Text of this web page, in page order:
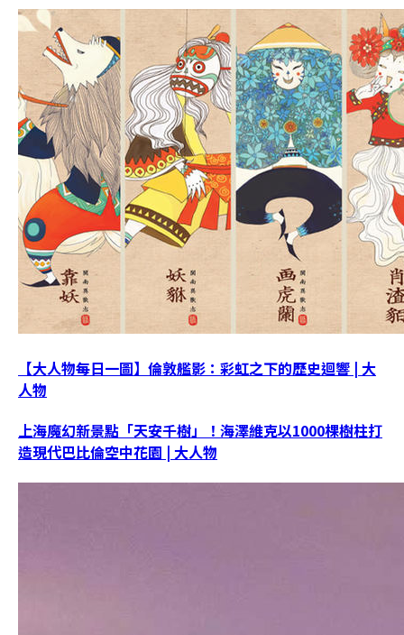
【大人物每日一圖】倫敦艦影：彩虹之下的歷史迴響 | 大
人物
上海魔幻新景點「天安千樹」！海澤維克以1000棵樹柱打
造現代巴比倫空中花園 | 大人物